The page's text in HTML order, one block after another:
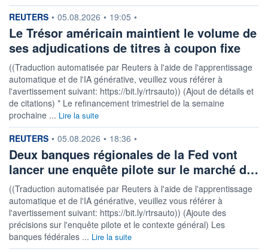
information fournie par
REUTERS • 05.08.2026 • 19:05 •
Le Trésor américain maintient le volume de
ses adjudications de titres à coupon fixe
((Traduction automatisée par Reuters à l'aide de l'apprentissage
automatique et de l'IA générative, veuillez vous référer à
l'avertissement suivant: https://bit.ly/rtrsauto)) (Ajout de détails et
de citations) * Le refinancement trimestriel de la semaine
prochaine ... Lire la suite
information fournie par
REUTERS • 05.08.2026 • 18:36 •
Deux banques régionales de la Fed vont
lancer une enquête pilote sur le marché d…
((Traduction automatisée par Reuters à l'aide de l'apprentissage
automatique et de l'IA générative, veuillez vous référer à
l'avertissement suivant: https://bit.ly/rtrsauto)) (Ajoute des
précisions sur l'enquête pilote et le contexte général) Les
banques fédérales ... Lire la suite